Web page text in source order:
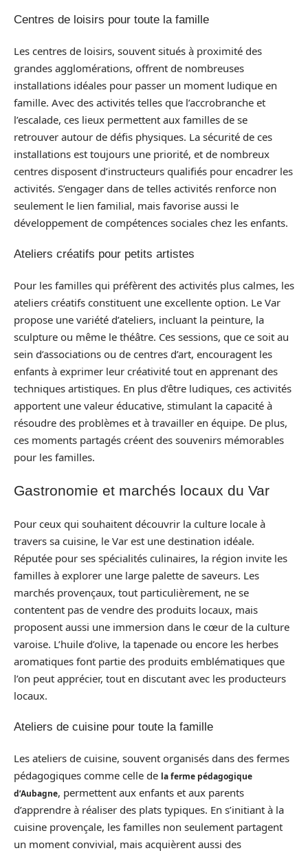
Centres de loisirs pour toute la famille
Les centres de loisirs, souvent situés à proximité des
grandes agglomérations, offrent de nombreuses
installations idéales pour passer un moment ludique en
famille. Avec des activités telles que l’accrobranche et
l’escalade, ces lieux permettent aux familles de se
retrouver autour de défis physiques. La sécurité de ces
installations est toujours une priorité, et de nombreux
centres disposent d’instructeurs qualifiés pour encadrer les
activités. S’engager dans de telles activités renforce non
seulement le lien familial, mais favorise aussi le
développement de compétences sociales chez les enfants.
Ateliers créatifs pour petits artistes
Pour les familles qui préfèrent des activités plus calmes, les
ateliers créatifs constituent une excellente option. Le Var
propose une variété d’ateliers, incluant la peinture, la
sculpture ou même le théâtre. Ces sessions, que ce soit au
sein d’associations ou de centres d’art, encouragent les
enfants à exprimer leur créativité tout en apprenant des
techniques artistiques. En plus d’être ludiques, ces activités
apportent une valeur éducative, stimulant la capacité à
résoudre des problèmes et à travailler en équipe. De plus,
ces moments partagés créent des souvenirs mémorables
pour les familles.
Gastronomie et marchés locaux du Var
Pour ceux qui souhaitent découvrir la culture locale à
travers sa cuisine, le Var est une destination idéale.
Réputée pour ses spécialités culinaires, la région invite les
familles à explorer une large palette de saveurs. Les
marchés provençaux, tout particulièrement, ne se
contentent pas de vendre des produits locaux, mais
proposent aussi une immersion dans le cœur de la culture
varoise. L’huile d’olive, la tapenade ou encore les herbes
aromatiques font partie des produits emblématiques que
l’on peut apprécier, tout en discutant avec les producteurs
locaux.
Ateliers de cuisine pour toute la famille
Les ateliers de cuisine, souvent organisés dans des fermes
pédagogiques comme celle de la ferme pédagogique
d’Aubagne, permettent aux enfants et aux parents
d’apprendre à réaliser des plats typiques. En s’initiant à la
cuisine provençale, les familles non seulement partagent
un moment convivial, mais acquièrent aussi des